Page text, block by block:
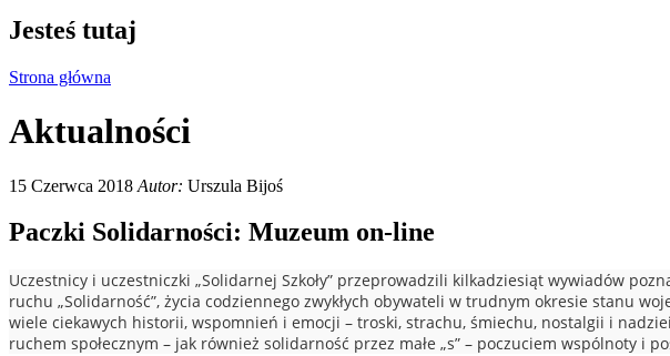
Jesteś tutaj
Strona główna
Aktualności
15 Czerwca 2018 Autor: Urszula Bijoś
Paczki Solidarności: Muzeum on-line
Uczestnicy i uczestniczki „Solidarnej Szkoły” przeprowadzili kilkadziesiąt wywiadów
ruchu „Solidarność”, życia codziennego zwykłych obywateli w trudnym okresie stanu
wiele ciekawych historii, wspomnień i emocji – troski, strachu, śmiechu, nostalgii i
ruchem społecznym – jak również solidarność przez małe „s” – poczuciem wspólnoty i